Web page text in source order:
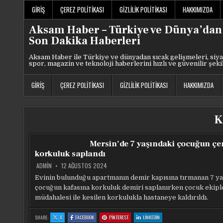
GIRIŞ ÇEREZ POLITIKASI GIZLILIK POLITIKASI HAKKIMIZDA
Aksam Haber – Türkiye ve
Son Dakika Haberleri
Aksam Haber ile Türkiye ve dünyadan sıcak gelişmeleri,
spor, magazin ve teknoloji haberlerini hızlı ve güvenilir
GIRIŞ ÇEREZ POLITIKASI GIZLILIK POLITIKASI HAKKIMIZDA
Mersin’de 7 yaşındaki çocuğun
korkuluk saplandı
ADMIN 12 AĞUSTOS 2024
Evinin bulunduğu apartmanın demir kapısına tırmanan 7
çocuğun kafasına korkuluk demiri saplanırken çocuk
müdahalesi ile kesilen korkulukla hastaneye kaldırıldı.
SHARE: X: FACEBOOK: PINTEREST: LINKEDIN